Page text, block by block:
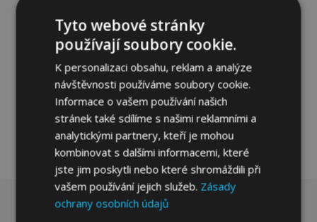
Přidat Do Košíku
Přidat
k
oblíbeným
Tyto webové stránky
používají soubory cookie.
K personalizaci obsahu, reklam a analýze
návštěvnosti používáme soubory cookie.
Informace o vašem používání našich
stránek také sdílíme s našimi reklamními a
analytickými partnery, kteří je mohou
kombinovat s dalšími informacemi, které
jste jim poskytli nebo které shromáždili při
vašem používání jejich služeb. Zásady
ochrany osobních údajů